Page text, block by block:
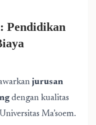
Pendidikan
jurusan
dengan kualitas
Ma’soem.